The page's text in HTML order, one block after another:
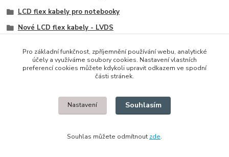
LCD flex kabely pro notebooky
Nové LCD flex kabely - LVDS
© 2014 - 2025 Díly pro notebooky
Upravit sběr cookies.
Pro základní funkčnost, zpříjemnění používání webu, analytické
účely a využíváme soubory cookies. Nastavení vlastních
preferencí cookies můžete kdykoli upravit odkazem ve spodní
části stránek.
Nastavení Souhlasím
Souhlas můžete odmítnout zde.